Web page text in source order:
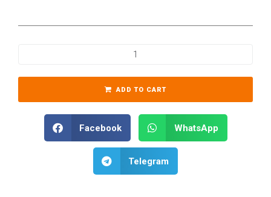
ADD TO CART
Facebook WhatsApp
Telegram